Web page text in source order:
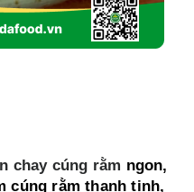
chay cúng rằm ngon,
cúng rằm thanh tịnh,